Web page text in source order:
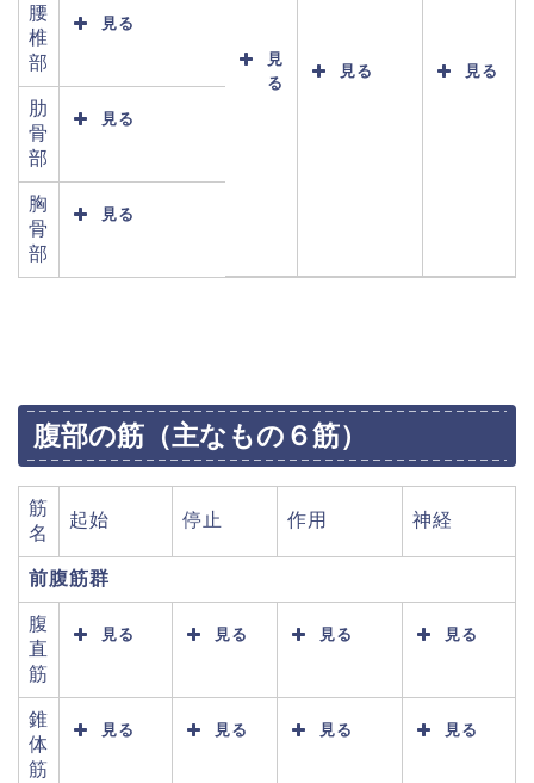
見
る
見る 見る
腰
椎
部
見る
肋
骨
部
見る
胸
骨
部
見る
腹部の筋（主なもの６筋）
筋
名
起始 停止 作用 神経
前腹筋群
腹
直
筋
見る 見る 見る 見る
錐
体
筋
見る 見る 見る 見る